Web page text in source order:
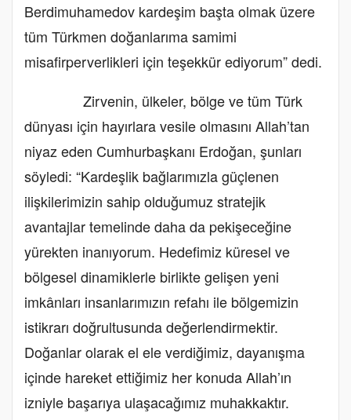
Berdimuhamedov kardeşim başta olmak üzere
tüm Türkmen doğanlarıma samimi
misafirperverlikleri için teşekkür ediyorum” dedi.
Zirvenin, ülkeler, bölge ve tüm Türk
dünyası için hayırlara vesile olmasını Allah’tan
niyaz eden Cumhurbaşkanı Erdoğan, şunları
söyledi: “Kardeşlik bağlarımızla güçlenen
ilişkilerimizin sahip olduğumuz stratejik
avantajlar temelinde daha da pekişeceğine
yürekten inanıyorum. Hedefimiz küresel ve
bölgesel dinamiklerle birlikte gelişen yeni
imkânları insanlarımızın refahı ile bölgemizin
istikrarı doğrultusunda değerlendirmektir.
Doğanlar olarak el ele verdiğimiz, dayanışma
içinde hareket ettiğimiz her konuda Allah’ın
izniyle başarıya ulaşacağımız muhakkaktır.